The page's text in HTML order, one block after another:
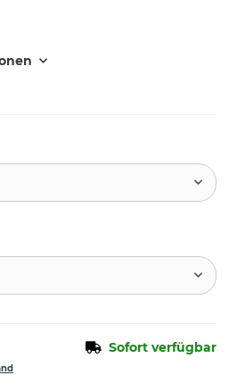
Sofort verfügbar